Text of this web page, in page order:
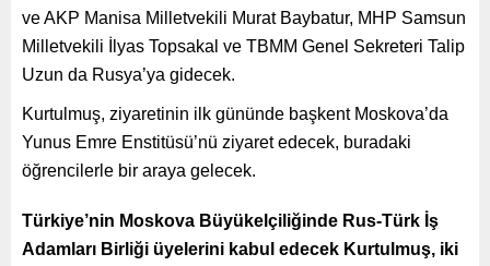
ve AKP Manisa Milletvekili Murat Baybatur, MHP Samsun
Milletvekili İlyas Topsakal ve TBMM Genel Sekreteri Talip
Uzun da Rusya’ya gidecek.
Kurtulmuş, ziyaretinin ilk gününde başkent Moskova’da
Yunus Emre Enstitüsü’nü ziyaret edecek, buradaki
öğrencilerle bir araya gelecek.
Türkiye’nin Moskova Büyükelçiliğinde Rus-Türk İş
Adamları Birliği üyelerini kabul edecek Kurtulmuş, iki